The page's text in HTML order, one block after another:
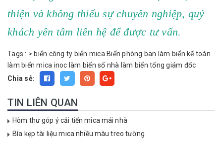
thiện và không thiếu sự chuyên nghiệp, quý
khách yên tâm liên hệ để được tư vấn.
Tags : >biển công ty biển mica Biển phòng ban làm biển kế toán
làm biển mica inoc làm biển số nhà làm biển tổng giám đốc
Chia sẻ:
TIN LIÊN QUAN
Hòm thư góp ý cải tiến mica mái nhà
Bìa kẹp tài liệu mica nhiều màu treo tường